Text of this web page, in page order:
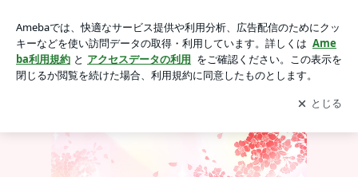
アプリをダウンロードして ブログの更新通知
を受け取りまし
ょう。
開く